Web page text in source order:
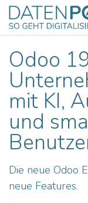
Zum Inhalt springen
Odoo
mit KI,
und
Die neue Odoo
neue Features.